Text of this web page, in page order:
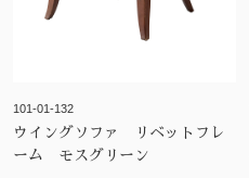
101-01-132
ウイングソファ リベットフレ
ーム モスグリーン